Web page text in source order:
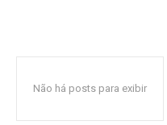
Não há posts para exibir